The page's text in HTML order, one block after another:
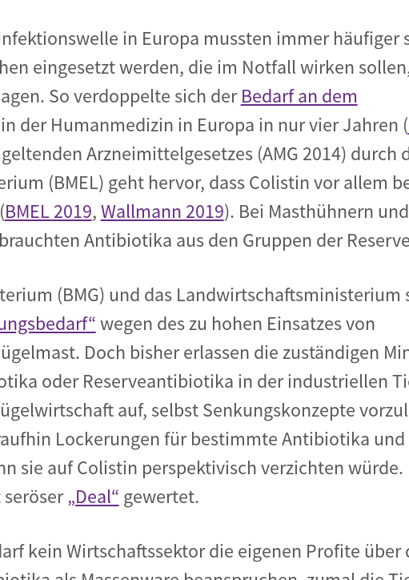
in Europa mussten immer häufiger
eingesetzt werden, die im Notfall wirken
So verdoppelte sich derBedarf an dem
in der Humanmedizin in Europa in nur vier Jahren (
Arzneimittelgesetzes (AMG 2014) durch
(BMEL) geht hervor, dass Colistin vor allem
BMEL 2019,Wallmann 2019). Bei Masthühnern
Antibiotika aus den Gruppen der
(BMG) und das Landwirtschaftsministerium
wegen des zu hohen Einsatzes von
Doch bisher erlassen die zuständigen
oder Reserveantibiotika in der industriellen
auf, selbst Senkungskonzepte
Lockerungen für bestimmte Antibiotika und
sie auf Colistin perspektivisch verzichten würde.
„Deal“ gewertet.
kein Wirtschaftssektor die eigenen Profite über